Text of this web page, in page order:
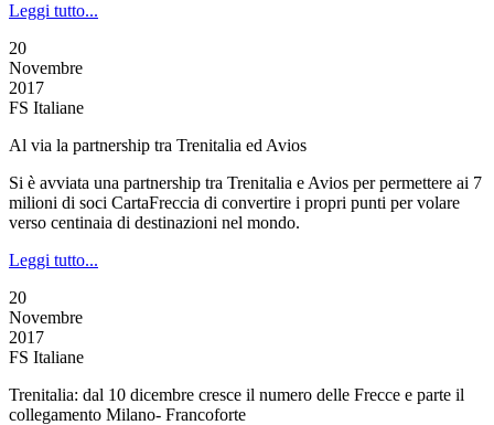
Leggi tutto...
20
Novembre
2017
FS Italiane
Al via la partnership tra Trenitalia ed Avios
Si è avviata una partnership tra Trenitalia e Avios per permettere ai 7
milioni di soci CartaFreccia di convertire i propri punti per volare
verso centinaia di destinazioni nel mondo.
Leggi tutto...
20
Novembre
2017
FS Italiane
Trenitalia: dal 10 dicembre cresce il numero delle Frecce e parte il
collegamento Milano- Francoforte